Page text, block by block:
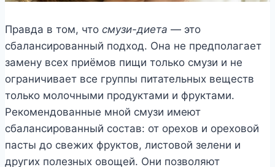
Правда в том, что смузи-диета — это
сбалансированный подход. Она не предполагает
замену всех приёмов пищи только смузи и не
ограничивает все группы питательных веществ
только молочными продуктами и фруктами.
Рекомендованные мной смузи имеют
сбалансированный состав: от орехов и ореховой
пасты до свежих фруктов, листовой зелени и
других полезных овощей. Они позволяют